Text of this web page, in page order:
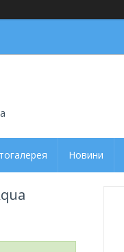
Новини